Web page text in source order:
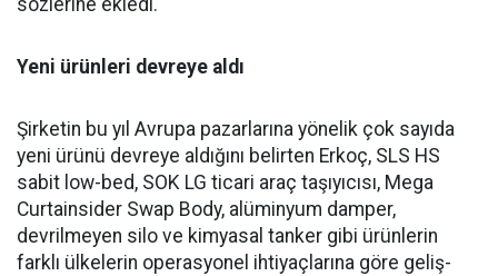
sözlerine ekledi.
Yeni ürünleri devreye aldı
Şirketin bu yıl Avrupa pazar­larına yönelik çok sayıda
yeni ürünü devreye aldığını belirten Erkoç, SLS HS
sabit low-bed, SOK LG ticari araç taşıyıcısı, Mega
Curtainsider Swap Body, alüminyum damper,
devrilme­yen silo ve kimyasal tanker gibi ürünlerin
farklı ülkelerin ope­rasyonel ihtiyaçlarına göre geliş­